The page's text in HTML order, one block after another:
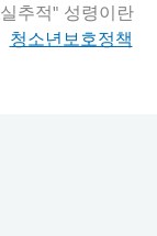
추적" 성령이란
청소년보호정책